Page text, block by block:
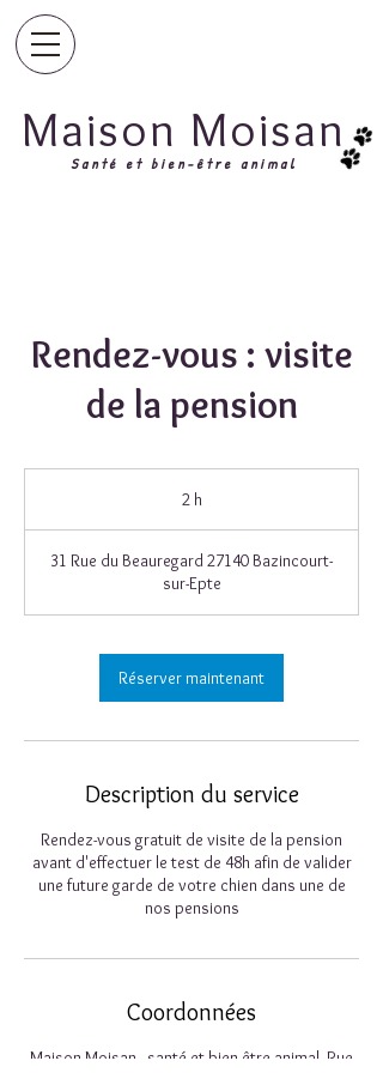
Maison Moisan
Santé et bien-être animal
Rendez-vous : visite
de la pension
2 h2
31 Rue du Beauregard 27140 Bazincourt-
sur-Epte
Réserver maintenant
Description du service
Rendez-vous gratuit de visite de la pension
avant d'effectuer le test de 48h afin de valider
une future garde de votre chien dans une de
nos pensions
Coordonnées
Maison Moisan - santé et bien-être animal, Rue